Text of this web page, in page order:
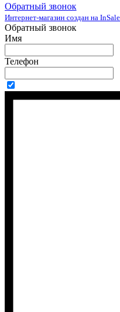
Обратный звонок
Интернет-магазин создан на
Обратный звонок
Имя
Телефон